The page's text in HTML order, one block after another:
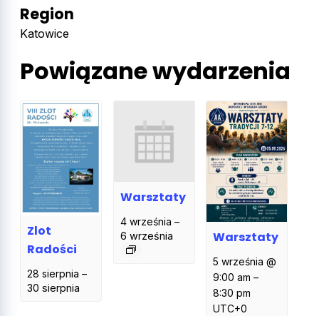
Region
Katowice
Powiązane wydarzenia
Zlot
Radości
28 sierpnia –
30 sierpnia
Warsztaty
4 września –
6 września
Warsztaty
5 września @
9:00 am –
8:30 pm
UTC+0